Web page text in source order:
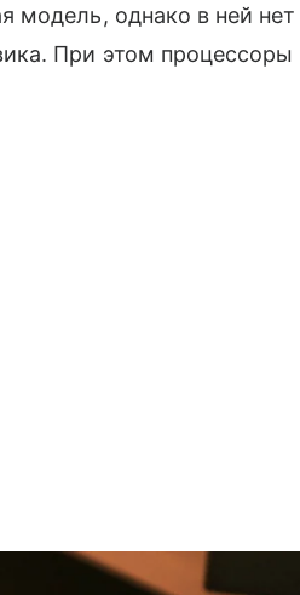
модель, однако в ней нет
При этом процессоры